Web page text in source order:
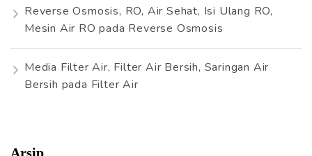
Reverse Osmosis, RO, Air Sehat, Isi Ulang RO,
Mesin Air RO pada Reverse Osmosis
Media Filter Air, Filter Air Bersih, Saringan Air
Bersih pada Filter Air
Arsip